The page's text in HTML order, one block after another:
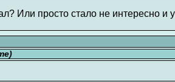
Или просто стало не интересно и